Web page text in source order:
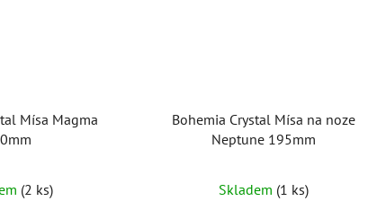
Mísa Magma
(2 ks)
Bohemia Crystal Mísa na noze
Neptune 195mm
Skladem (1 ks)